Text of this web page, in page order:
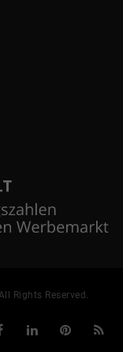
Rights Reserved.